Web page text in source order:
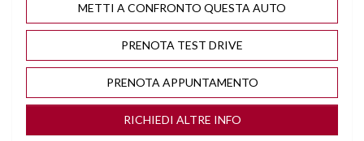
CRUISE CONTROL
DISATTIVAZIONE AIRBAG LATO PASSEGGERO
INGRESSO AUDIO/USB
METTI A CONFRONTO QUESTA AUTO
PRENOTA TEST DRIVE
PRENOTA APPUNTAMENTO
RICHIEDI ALTRE INFO